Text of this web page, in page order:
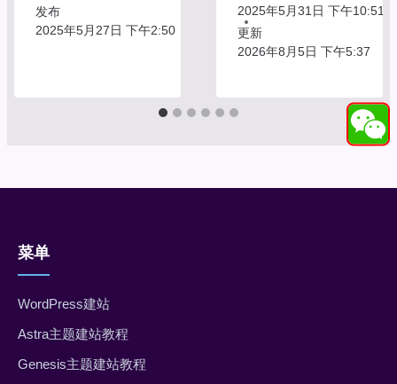
发布
2025年5月27日 下午2:50
2025年5月31日 下午10:51
更新
2026年8月5日 下午5:37
菜单
WordPress建站
Astra主题建站教程
Genesis主题建站教程